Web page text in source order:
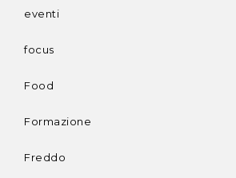
eventi
focus
Food
Formazione
Freddo